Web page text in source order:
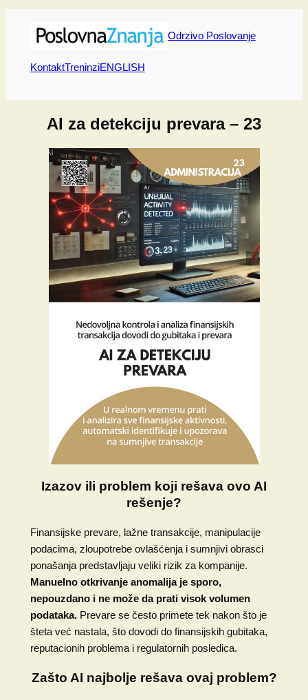
Skip
content
Odrzivo Poslovanje
KontaktTreninziENGLISH
AI za detekciju prevara – 23
Izazov ili problem koji rešava ovo AI
rešenje?
Finansijske prevare, lažne transakcije, manipulacije
podacima, zloupotrebe ovlašćenja i sumnjivi obrasci
ponašanja predstavljaju veliki rizik za kompanije.
Manuelno otkrivanje anomalija je sporo,
nepouzdano i ne može da prati visok volumen
podataka.Prevare se često primete tek nakon što je
šteta već nastala, što dovodi do finansijskih gubitaka,
reputacionih problema i regulatornih posledica.
Zašto AI najbolje rešava ovaj problem?